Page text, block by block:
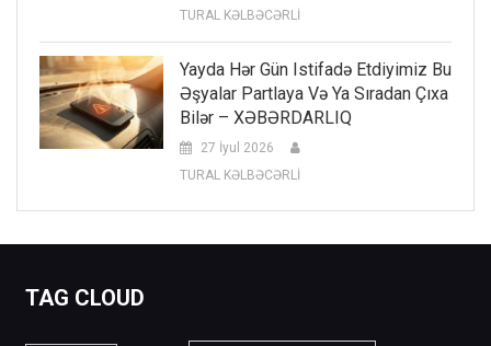
TURAL KƏLBƏCƏRLİ
Yayda Hər Gün Istifadə Etdiyimiz Bu
Əşyalar Partlaya Və Ya Sıradan Çıxa
Bilər – XƏBƏRDARLIQ
27 İyul 2026
TURAL KƏLBƏCƏRLİ
TAG CLOUD